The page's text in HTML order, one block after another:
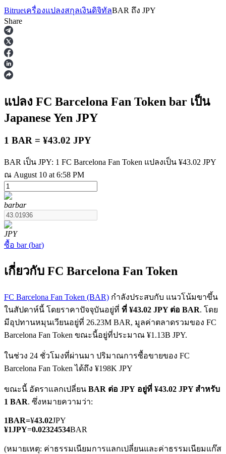
ฟิวเจอร์ส
ฟิวเจอร์ส USDT
ฟิวเจอร์สที่ใช้ USDT เป็นหลักประกัน
ฟิวเจอร์ส COIN-M
ฟิวเจอร์สสกุลเงินดิจิทัล
TradFi
อนุพันธ์ของหุ้น ฟอเร็กซ์ โลหะมีค่า และสินค้าโภคภัณฑ์
Bitrueเครื่องแปลงสกุลเงินดิจิทัลBAR ถึง JPY
Share
แปลง FC Barcelona Fan Token bar เป็น
Japanese Yen JPY
1 BAR = ¥43.02 JPY
BAR เป็น JPY: 1 FC Barcelona Fan Token แปลงเป็น ¥43.02 JPY
ณ August 10 at 6:58 PM
barbar
JPY
ซื้อ bar(bar)
เกี่ยวกับ FC Barcelona Fan Token
FC Barcelona Fan Token (BAR) กำลังประสบกับ แนวโน้มขาขึ้น
ในสัปดาห์นี้ โดยราคาปัจจุบันอยู่ที่ ที่ ¥43.02 JPY ต่อ BAR. โดย
มีอุปทานหมุนเวียนอยู่ที่ 26.23M BAR, มูลค่าตลาดรวมของ FC
Barcelona Fan Token ขณะนี้อยู่ที่ประมาณ ¥1.13B JPY.
ในช่วง 24 ชั่วโมงที่ผ่านมา ปริมาณการซื้อขายของ FC
Barcelona Fan Token ได้ถึง ¥198K JPY
ขณะนี้ อัตราแลกเปลี่ยน BAR ต่อ JPY อยู่ที่ ¥43.02 JPY สำหรับ
1 BAR. ซึ่งหมายความว่า:
1BAR=¥43.02JPY
¥1JPY=0.02324534BAR
(หมายเหตุ: ค่าธรรมเนียมการแลกเปลี่ยนและค่าธรรมเนียมแก๊ส